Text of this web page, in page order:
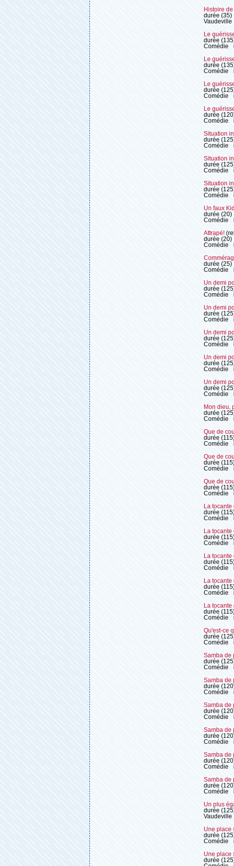
Histoire
durée (35)
Vaudeville
Le
durée
Comédie
Le
durée
Comédie
Le
durée
Comédie
Le
durée
Comédie
Situation
durée
Comédie
Situation
durée
Comédie
Situation
durée
Comédie
Un faux
durée (20)
Comédie
Attrapé!
durée (20)
Comédie
durée (25)
Comédie
Un demi
durée
Comédie
Un demi
durée
Comédie
Un demi
durée
Comédie
Un demi
durée
Comédie
Un demi
durée
Comédie
Mon dieu,
durée
Comédie
Que de
durée
Comédie
Que de
durée
Comédie
Que de
durée
Comédie
La
durée
Comédie
La
durée
Comédie
La
durée
Comédie
La
durée
Comédie
La
durée
Comédie
Qu'est-ce
durée
Comédie
Samba de
durée
Comédie
Samba de
durée
Comédie
Samba de
durée
Comédie
Samba de
durée
Comédie
Samba de
durée
Comédie
Samba de
durée
Comédie
Un plus
durée
Vaudeville
Une place
durée
Comédie
Une place
durée